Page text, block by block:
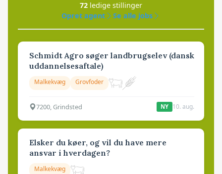
72 ledige stillinger
Opret agent
Se alle jobs
Schmidt Agro søger landbrugselev (dansk
uddannelsesaftale)
Malkekvæg Grovfoder
7200, Grindsted NY 10. aug.
Elsker du køer, og vil du have mere
ansvar i hverdagen?
Malkekvæg